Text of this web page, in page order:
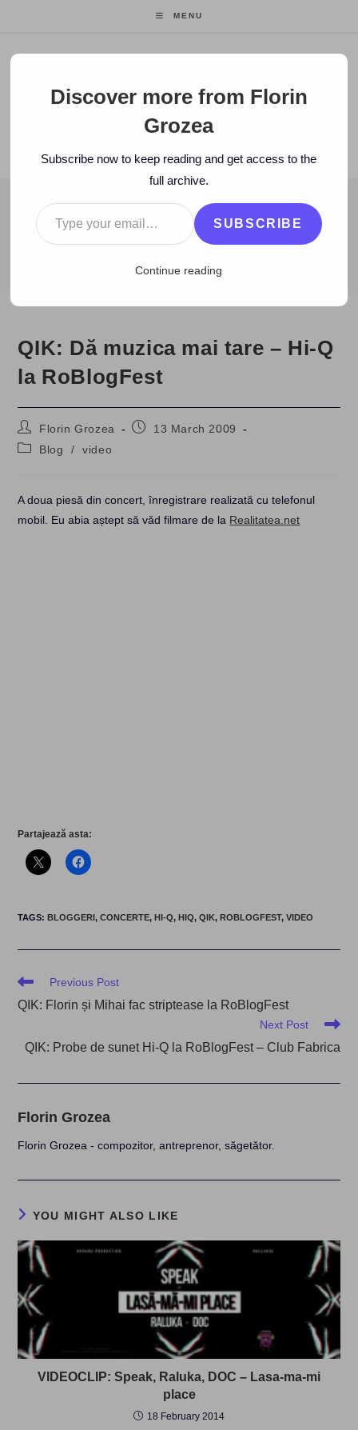
MENU
Florin Grozea
ENTREPRENEUR. FOUNDER/CEO MOCAPP.
BLOG
2009 > March > 13 > Blog QIK: Dă muzica mai tare – Hi-Q la
QIK: Dă muzica mai tare – Hi-Q
la RoBlogFest
Post
author:
Florin Grozea
Post13 March 2009
PostBlog / video
A doua piesă din concert, înregistrare realizată cu telefonul
mobil. Eu abia aștept să văd filmare de la Realitatea.net
Partajează asta:
TAGS:BLOGGERI, CONCERTE, HI-Q, HIQ, QIK, ROBLOGFEST, VIDEO
Read
articles
Previous Post
QIK: Florin și Mihai fac striptease la RoBlogFest
Next Post
QIK: Probe de sunet Hi-Q la RoBlogFest – Club Fabrica
Florin Grozea
Florin Grozea - compozitor, antreprenor, săgetător.
YOU MIGHT ALSO LIKE
VIDEOCLIP: Speak, Raluka, DOC – Lasa-ma-mi
place
18 February 2014
Discover more from Florin
Grozea
Subscribe now to keep reading and get access to the
full archive.
Type your email…
SUBSCRIBE
Continue reading